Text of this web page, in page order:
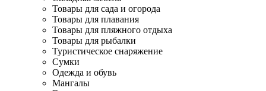
Товары для сада и огорода
Товары для плавания
Товары для пляжного отдыха
Товары для рыбалки
Туристическое снаряжение
Сумки
Одежда и обувь
Мангалы